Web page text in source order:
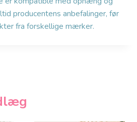
producentens anbefalinger, før
fra forskellige mærker.